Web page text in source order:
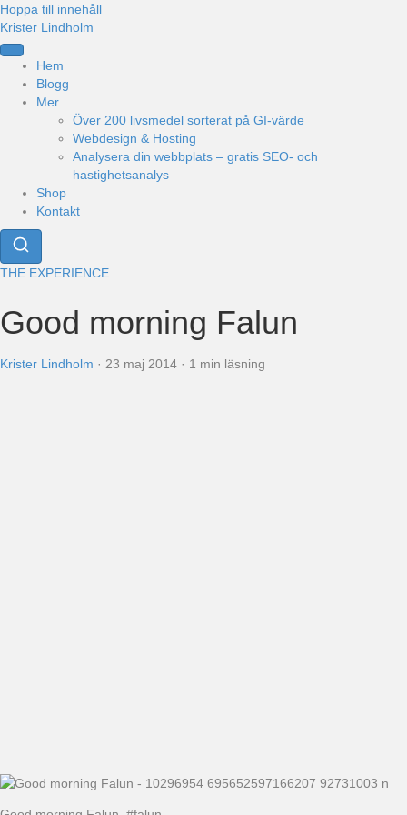
Hoppa till innehåll
Krister Lindholm
Hem
Blogg
Mer
Över 200 livsmedel sorterat på GI-värde
Webdesign & Hosting
Analysera din webbplats – gratis SEO- och
hastighetsanalys
Shop
Kontakt
THE EXPERIENCE
Good morning Falun
Krister Lindholm · 23 maj 2014 · 1 min läsning